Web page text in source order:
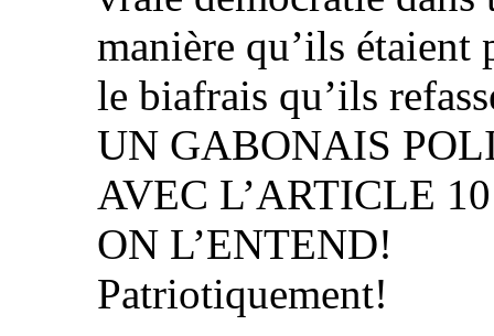
manière qu’ils étaient
le biafrais qu’ils
UN GABONAIS
AVEC L’ARTICLE
ON L’ENTEND!
Patriotiquement!